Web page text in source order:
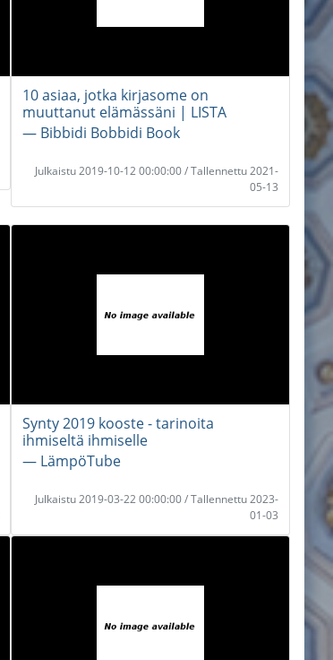
10 asiaa, jotka kirjasome on
muuttanut elämässäni | LISTA
― Bibbidi Bobbidi Book
Julkaistu 2019-10-12 00:00:00 / Tallennettu 2021-
05-13
Synty 2019 kooste - tarinoita
ihmiseltä ihmiselle
― LämpöTube
Julkaistu 2019-03-22 00:00:00 / Tallennettu 2023-
01-03